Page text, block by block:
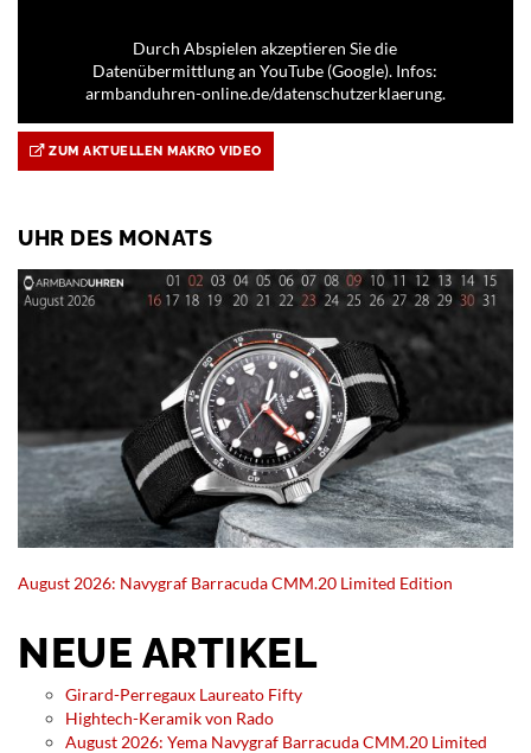
Durch Abspielen akzeptieren Sie die
Datenübermittlung an YouTube (Google). Infos:
armbanduhren-online.de/datenschutzerklaerung.
ZUM AKTUELLEN MAKRO VIDEO
UHR DES MONATS
August 2026: Navygraf Barracuda CMM.20 Limited Edition
NEUE ARTIKEL
Girard-Perregaux Laureato Fifty
Hightech-Keramik von Rado
August 2026: Yema Navygraf Barracuda CMM.20 Limited